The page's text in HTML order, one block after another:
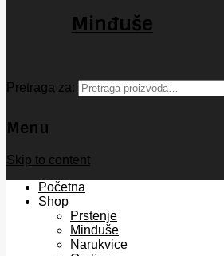
Minđuše
Pretraga za:
Menu
Skip to content
Početna
Shop
Prstenje
Minđuše
Narukvice